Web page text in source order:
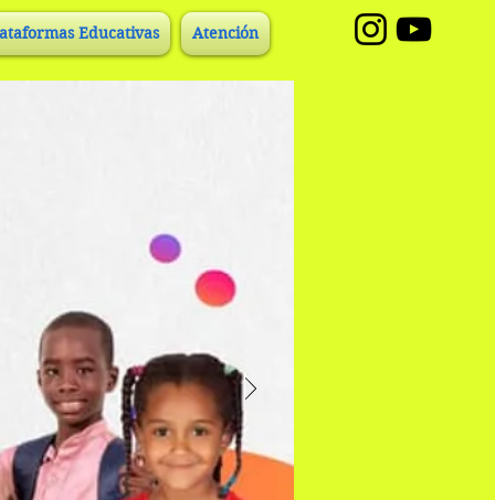
Educativas Atención